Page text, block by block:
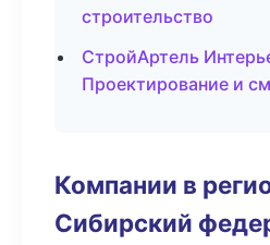
строительство
СтройАртель
Проектирование и
Компании в
Сибирский